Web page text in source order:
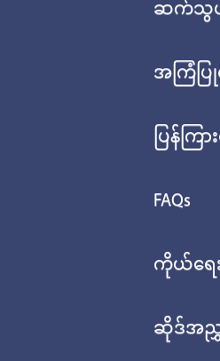
ဆက်သွ
အကြံပြု
ပြန်ကြာ
FAQs
ကိုယ်ရေ
ဆိုဒ်အညွှ